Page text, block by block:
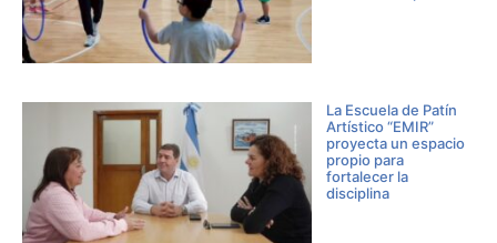
La Escuela de Patín
Artístico “EMIR”
proyecta un espacio
propio para
fortalecer la
disciplina